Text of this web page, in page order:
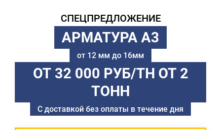
СПЕЦПРЕДЛОЖЕНИЕ
АРМАТУРА А3
от 12 мм до 16мм
ОТ 32 000 РУБ/ТН ОТ 2
ТОНН
С доставкой без оплаты в течение дня